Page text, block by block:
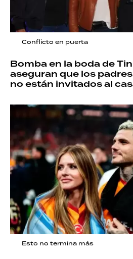
Conflicto en puerta
Bomba en la boda de
aseguran que los
no están invitados al
Esto no termina más